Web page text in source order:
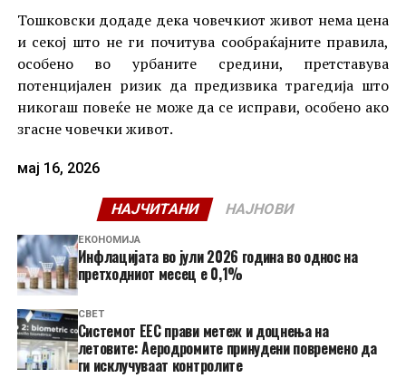
Тошковски додаде дека човечкиот живот нема цена
и секој што не ги почитува сообраќајните правила,
особено во урбаните средини, претставува
потенцијален ризик да предизвика трагедија што
никогаш повеќе не може да се исправи, особено ако
згасне човечки живот.
мај 16, 2026
НАЈЧИТАНИ НАЈНОВИ
ЕКОНОМИЈА
Инфлацијата во јули 2026 година во однос на
претходниот месец е 0,1%
СВЕТ
Системот ЕЕС прави метеж и доцнења на
летовите: Аеродромите принудени повремено да
ги исклучуваат контролите